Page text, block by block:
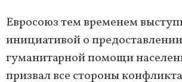
Евросоюз тем временем
инициативой о
гуманитарной помощи
призвал все стороны